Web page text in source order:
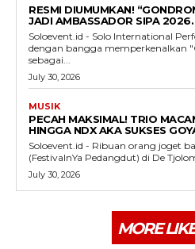
RESMI DIUMUMKAN!
JADI AMBASSADOR SIPA 2026.
Soloevent.id - Solo International
dengan bangga memperkenalkan
sebagai...
July 30, 2026
MUSIK
PECAH MAKSIMAL! TRIO
HINGGA NDX AKA SUKSES
Soloevent.id - Ribuan orang joget
(FestivalnYa Pedangdut) di De
July 30, 2026
MORE